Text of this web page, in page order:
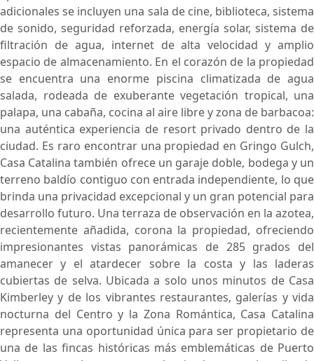
adicionales se incluyen una sala de cine, biblioteca, sistema
de sonido, seguridad reforzada, energía solar, sistema de
filtración de agua, internet de alta velocidad y amplio
espacio de almacenamiento. En el corazón de la propiedad
se encuentra una enorme piscina climatizada de agua
salada, rodeada de exuberante vegetación tropical, una
palapa, una cabaña, cocina al aire libre y zona de barbacoa:
una auténtica experiencia de resort privado dentro de la
ciudad. Es raro encontrar una propiedad en Gringo Gulch,
Casa Catalina también ofrece un garaje doble, bodega y un
terreno baldío contiguo con entrada independiente, lo que
brinda una privacidad excepcional y un gran potencial para
desarrollo futuro. Una terraza de observación en la azotea,
recientemente añadida, corona la propiedad, ofreciendo
impresionantes vistas panorámicas de 285 grados del
amanecer y el atardecer sobre la costa y las laderas
cubiertas de selva. Ubicada a solo unos minutos de Casa
Kimberley y de los vibrantes restaurantes, galerías y vida
nocturna del Centro y la Zona Romántica, Casa Catalina
representa una oportunidad única para ser propietario de
una de las fincas históricas más emblemáticas de Puerto